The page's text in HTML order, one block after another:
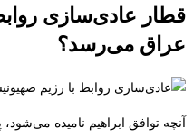
قطار عادی‌سازی
عراق می‌رسد؟
آنچه توافق ابراهیم نامیده